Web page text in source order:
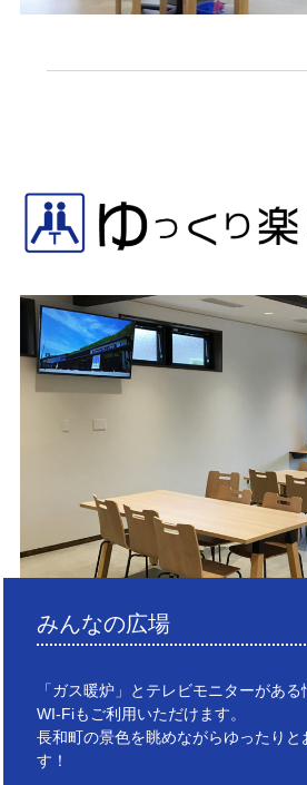
みんなの広場
「ガス暖炉」とテレビモニターがあ
WI-Fiもご利用いただけます。
長和町の景色を眺めながらゆったりと
す！